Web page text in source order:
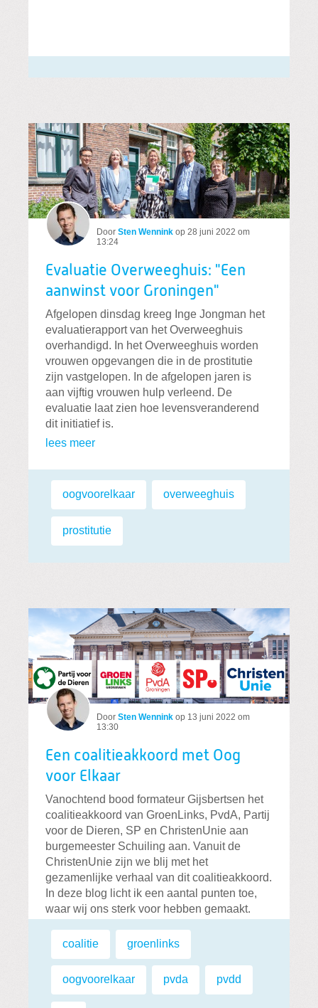
Door Sten Wennink op 28 juni 2022 om
13:24
Evaluatie Overweeghuis: "Een
aanwinst voor Groningen"
Afgelopen dinsdag kreeg Inge Jongman het
evaluatierapport van het Overweeghuis
overhandigd. In het Overweeghuis worden
vrouwen opgevangen die in de prostitutie
zijn vastgelopen. In de afgelopen jaren is
aan vijftig vrouwen hulp verleend. De
evaluatie laat zien hoe levensveranderend
dit initiatief is.
lees meer
oogvoorelkaar overweeghuis
prostitutie
Door Sten Wennink op 13 juni 2022 om
13:30
Een coalitieakkoord met Oog
voor Elkaar
Vanochtend bood formateur Gijsbertsen het
coalitieakkoord van GroenLinks, PvdA, Partij
voor de Dieren, SP en ChristenUnie aan
burgemeester Schuiling aan. Vanuit de
ChristenUnie zijn we blij met het
gezamenlijke verhaal van dit coalitieakkoord.
In deze blog licht ik een aantal punten toe,
waar wij ons sterk voor hebben gemaakt.
lees meer
Labels:
coalitie groenlinks
oogvoorelkaar pvda pvdd